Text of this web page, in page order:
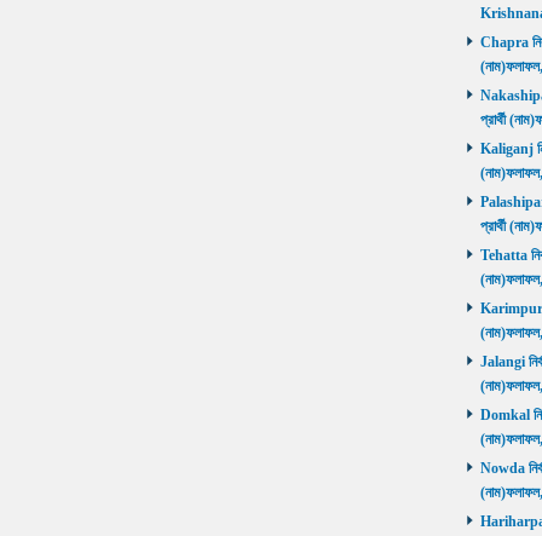
Chapra
প্রার্থী
Kaliganj
প্রার্থী
Tehatta
Karimpur
Jalangi
Domkal
Nowda